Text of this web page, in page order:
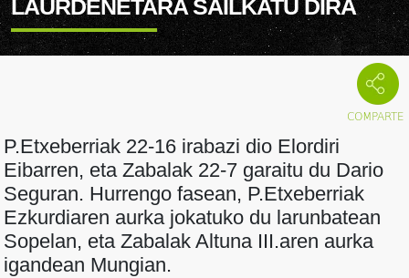
LAURDENETARA SAILKATU DIRA
P.Etxeberriak 22-16 irabazi dio Elordiri
Eibarren, eta Zabalak 22-7 garaitu du Dario
Seguran. Hurrengo fasean, P.Etxeberriak
Ezkurdiaren aurka jokatuko du larunbatean
Sopelan, eta Zabalak Altuna III.aren aurka
igandean Mungian.